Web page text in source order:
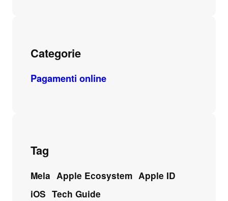
Categorie
Pagamenti online
Tag
Mela Apple Ecosystem Apple ID
iOS Tech Guide